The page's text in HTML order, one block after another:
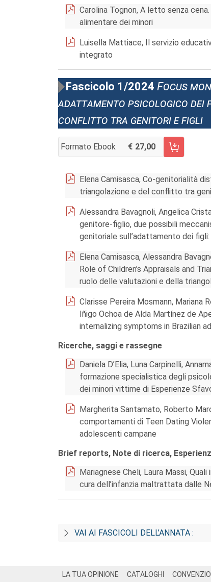
Carolina Tognon, A letto senza
alimentare dei minori
Luisella Mattiace, Il servizio
integrato
Fascicolo 1/2024 Focus
adattamento psicologico
conflitto tra genitori e figli
Formato Ebook 27,00
AGGIUNGI AL CARRELLO FASCICOLO 1/
Elena Camisasca, Co-genitorialità
triangolazione e del conflitto tra
Alessandra Bavagnoli, Angelica
genitore-figlio, due possibili
genitoriale sull’adattamento dei
Elena Camisasca, Alessandra
Role of Children’s Appraisals and
ruolo delle valutazioni e della
Clarisse Pereira Mosmann, Mariana
Iñigo Ochoa de Alda Martínez de
internalizing symptoms in Brazilian
Ricerche, saggi e rassegne
Daniela D’Elia, Luna Carpinelli,
formazione specialistica degli
dei minori vittime di Esperienze
Margherita Santamato, Roberto
comportamenti di Teen Dating
adolescenti campane
Brief reports, Note di ricerca,
Mariagnese Cheli, Laura Massi,
cura dell’infanzia maltrattata dalle
VAI AI FASCICOLI DELL’ANNATA :
LA TUA OPINIONE CATALOGHI